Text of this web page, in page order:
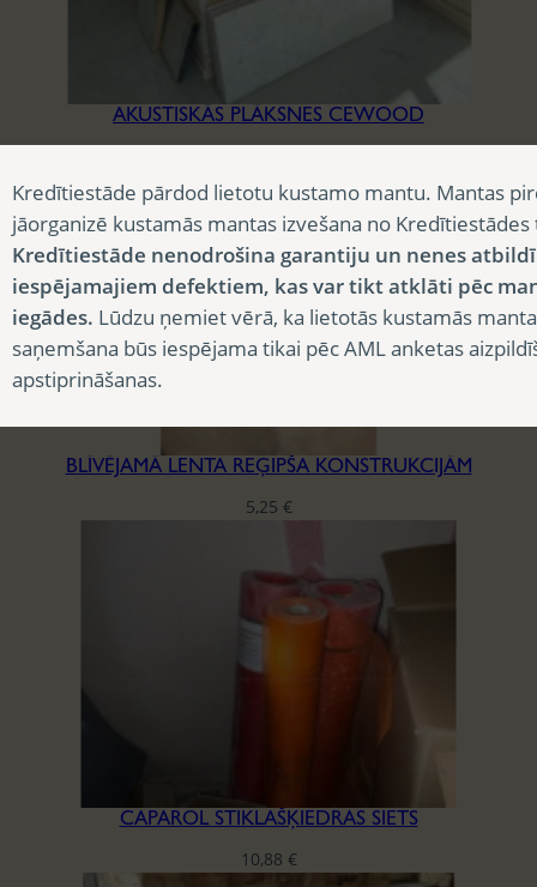
AKUSTISKĀS PLĀKSNES CEWOOD
BLĪVĒJAMĀ LENTA REĢIPŠA KONSTRUKCIJĀM
5,25 €
CAPAROL STIKLAŠĶIEDRAS SIETS
10,88 €
Kredītiestāde pārdod lietotu kustamo mantu. Mantas
jāorganizē kustamās mantas izvešana no
Kredītiestāde nenodrošina garantiju un nenes
iespējamajiem defektiem, kas var tikt atklāti pēc
iegādes. Lūdzu ņemiet vērā, ka lietotās kustamās
saņemšana būs iespējama tikai pēc AML anketas
apstiprināšanas.